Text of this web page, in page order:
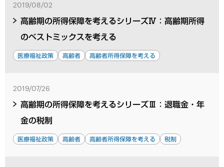
2019/08/02
高齢期の所得保障を考えるシリーズⅣ：高齢期所得
のベストミックスを考える
医療福祉政策 高齢者 高齢者所得保障を考える
2019/07/26
高齢期の所得保障を考えるシリーズⅢ：退職金・年
金の税制
医療福祉政策 高齢者 高齢者所得保障を考える 税制